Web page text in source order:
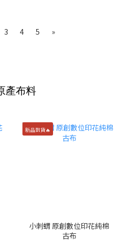
3 4 5 »
產布料
新品到貨🔥
小刺蝟 原創數位印花純棉
古布